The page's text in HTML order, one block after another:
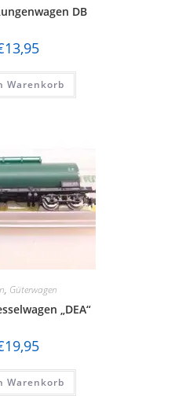
DB
13,95
Warenkorb
, Güterwagen
„DEA“
19,95
Warenkorb